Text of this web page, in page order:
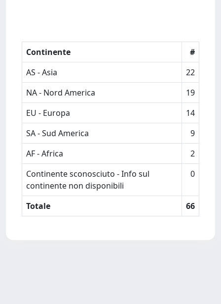
Continente
#
AS - Asia
22
NA - Nord America
19
EU - Europa
14
SA - Sud America
9
AF - Africa
2
Continente sconosciuto - Info sul
continente non disponibili
0
Totale 66